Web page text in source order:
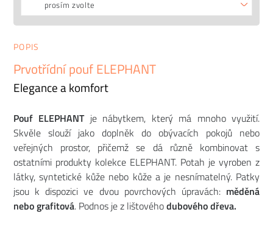
prosím zvolte
POPIS
Prvotřídní pouf ELEPHANT
Elegance a komfort
Pouf ELEPHANTje nábytkem, který má mnoho využití.
Skvěle slouží jako doplněk do obývacích pokojů nebo
veřejných prostor, přičemž se dá různě kombinovat s
ostatními produkty kolekce ELEPHANT. Potah je vyroben z
látky, syntetické kůže nebo kůže a je nesnímatelný. Patky
jsou k dispozici ve dvou povrchových úpravách: měděná
nebo grafitová. Podnos je z lištovéhodubového dřeva.